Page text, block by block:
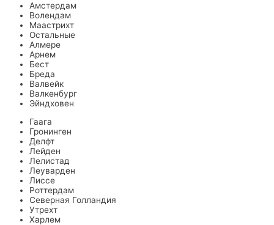
Амстердам
Волендам
Маастрихт
Остальные
Алмере
Арнем
Бест
Бреда
Валвейк
Валкенбург
Эйндховен
Гаага
Гронинген
Делфт
Лейден
Лелистад
Леуварден
Лиссе
Роттердам
Северная Голландия
Утрехт
Харлем